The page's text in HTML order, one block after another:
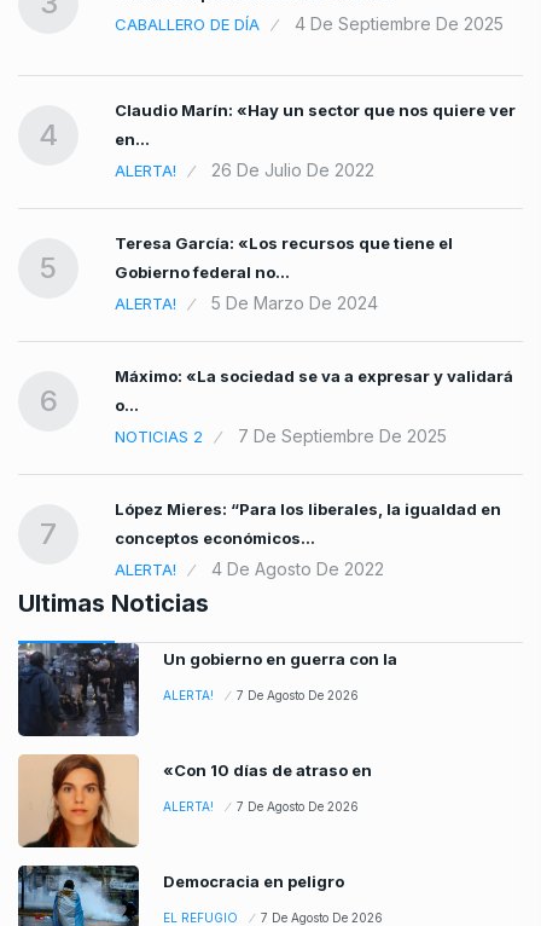
CABALLERO DE DÍA
4 De Septiembre De 2025
4
Claudio Marín: «Hay un sector que nos quiere ver
en…
ALERTA!
26 De Julio De 2022
5
Teresa García: «Los recursos que tiene el
Gobierno federal no…
ALERTA!
5 De Marzo De 2024
6
Máximo: «La sociedad se va a expresar y validará
o…
NOTICIAS 2
7 De Septiembre De 2025
7
López Mieres: “Para los liberales, la igualdad en
conceptos económicos…
ALERTA!
4 De Agosto De 2022
Ultimas Noticias
Un gobierno en guerra con la
ALERTA! 7 De Agosto De 2026
«Con 10 días de atraso en
ALERTA! 7 De Agosto De 2026
Democracia en peligro
EL REFUGIO 7 De Agosto De 2026